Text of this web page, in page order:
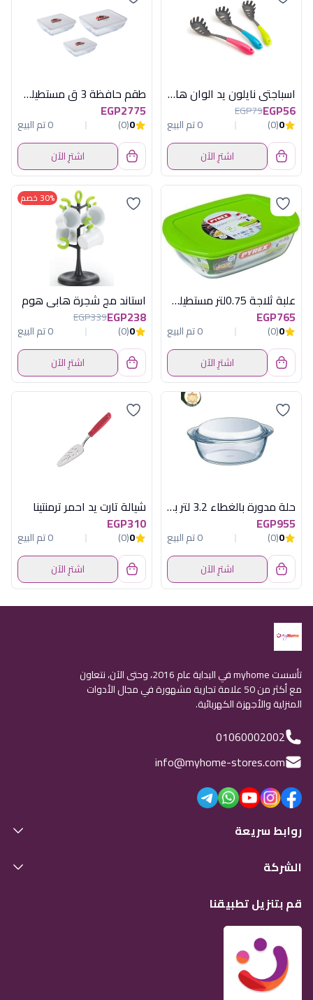
اسباجتى نايلون يد الوان هابى هوم
EGP56
EGP79
0
(0)
0 تم البيع
اشترِ الآن
طقم حافظة 3 ق مستطيلة بالغطا اوكويزين
EGP2775
0
(0)
0 تم البيع
اشترِ الآن
علبة ثلاجة 0.75لتر مستطيلة باليد بيركس
EGP765
0
(0)
0 تم البيع
اشترِ الآن
30% خصم
استاند مج شجرة هابى هوم
EGP238
EGP339
0
(0)
0 تم البيع
اشترِ الآن
حلة مدورة بالغطاء 3.2 لتر بيركس
EGP955
0
(0)
0 تم البيع
اشترِ الآن
شيالة تارت يد احمر ترمنتينا
EGP310
0
(0)
0 تم البيع
اشترِ الآن
تأسست myhome في البداية عام 2016، وحتى الآن، نتعاون
مع أكثر من 50 علامة تجارية مشهورة في مجال الأدوات
المنزلية والأجهزة الكهربائية.
01060002002
info@myhome-stores.com
روابط سريعة
الشركة
قم بتنزيل تطبيقنا